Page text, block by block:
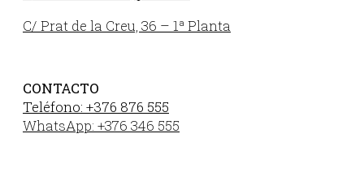
C/ Prat de la Creu, 36 – 1ª Planta
CONTACTO
Teléfono: +376 876 555
WhatsApp: +376 346 555